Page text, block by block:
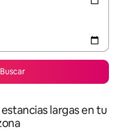
Buscar
largas en tu